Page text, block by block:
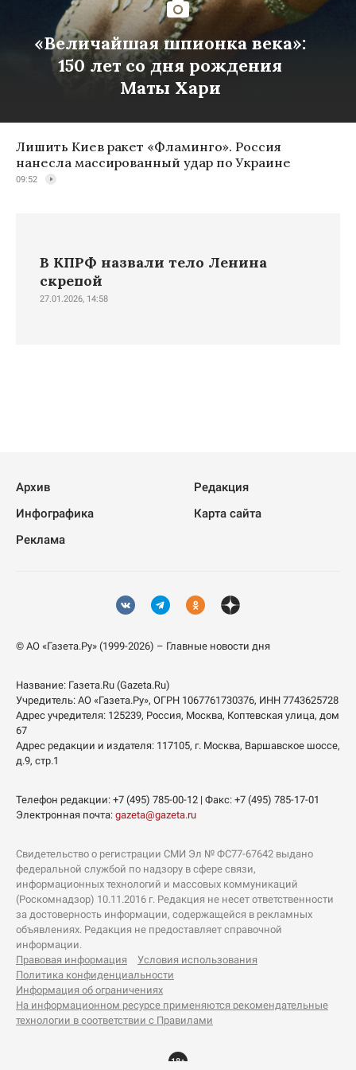
«Величайшая шпионка века»:
150 лет со дня рождения
Маты Хари
Лишить Киев ракет «Фламинго». Россия
нанесла массированный удар по Украине
09:52
В КПРФ назвали тело Ленина
скрепой
27.01.2026, 14:58
Архив
Редакция
Инфографика
Карта сайта
Реклама
© АО «Газета.Ру» (1999-2026) – Главные новости дня
Название: Газета.Ru (Gazeta.Ru)
Учредитель: АО «Газета.Ру», ОГРН 1067761730376, ИНН 7743625728
Адрес учредителя: 125239, Россия, Москва, Коптевская улица, дом
67
Адрес редакции и издателя: 117105, г. Москва, Варшавское шоссе,
д.9, стр.1
Телефон редакции: +7 (495) 785-00-12 | Факс: +7 (495) 785-17-01
Электронная почта: gazeta@gazeta.ru
Свидетельство о регистрации СМИ Эл № ФС77-67642 выдано
федеральной службой по надзору в сфере связи,
информационных технологий и массовых коммуникаций
(Роскомнадзор) 10.11.2016 г. Редакция не несет ответственности
за достоверность информации, содержащейся в рекламных
объявлениях. Редакция не предоставляет справочной
информации.
Правовая информация
Условия использования
Политика конфиденциальности
Информация об ограничениях
На информационном ресурсе применяются рекомендательные
технологии в соответствии с Правилами
18+